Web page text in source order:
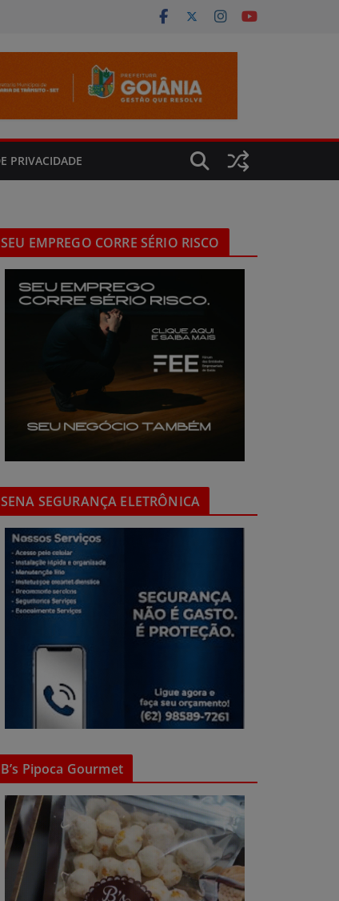
PRIVACIDADE
SEU EMPREGO CORRE SÉRIO RISCO
SENA SEGURANÇA ELETRÔNICA
B’s Pipoca Gourmet